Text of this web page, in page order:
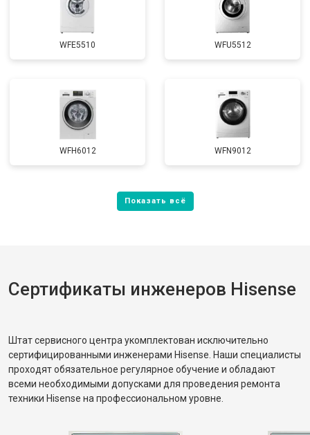
WFE5510 WFU5512
WFH6012 WFN9012
Сертификаты инженеров Hisense
Штат сервисного центра укомплектован исключительно
сертифицированными инженерами Hisense. Наши специалисты
проходят обязательное регулярное обучение и обладают
всеми необходимыми допусками для проведения ремонта
техники Hisense на профессиональном уровне.